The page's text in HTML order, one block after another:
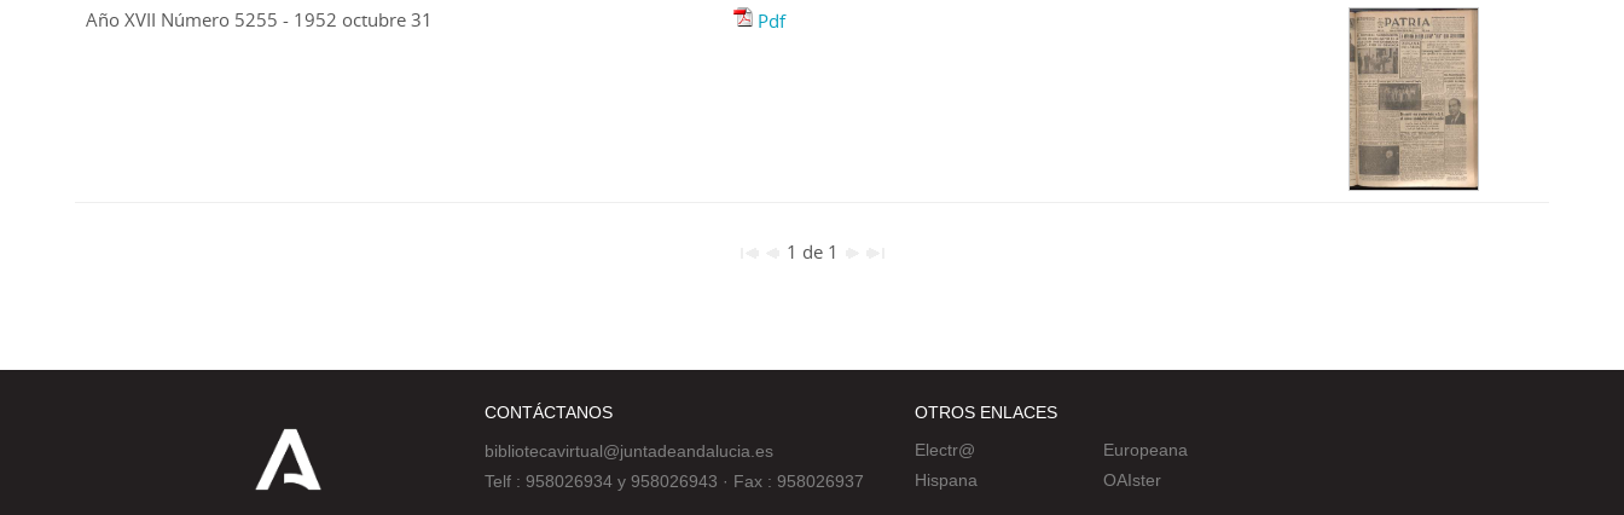
Año XVII Número 5255 - 1952 octubre 31
Pdf
1 de 1
CONTÁCTANOS
bibliotecavirtual@juntadeandalucia.es
Telf : 958026934 y 958026943 · Fax : 958026937
OTROS ENLACES
Electr@
Hispana
Europeana
OAIster